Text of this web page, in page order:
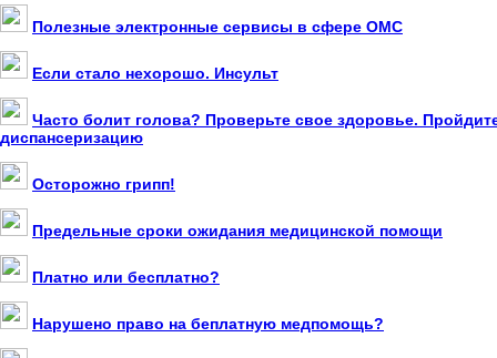
Полезные электронные сервисы в сфере ОМС
Если стало нехорошо. Инсульт
Часто болит голова? Проверьте свое здоровье.
диспансеризацию
Осторожно грипп!
Предельные сроки ожидания медицинской помощи
Платно или бесплатно?
Нарушено право на беплатную медпомощь?